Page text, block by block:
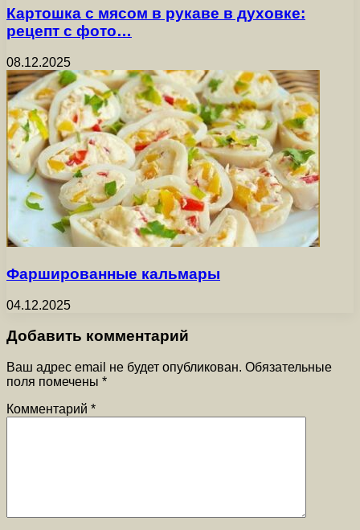
Картошка с мясом в рукаве в духовке:
рецепт с фото…
08.12.2025
Фаршированные кальмары
04.12.2025
Добавить комментарий
Ваш адрес email не будет опубликован. Обязательные
поля помечены *
Комментарий *